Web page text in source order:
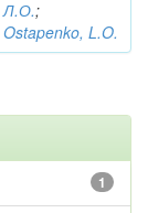
Л.О.;
Ostapenko, L.O.
1